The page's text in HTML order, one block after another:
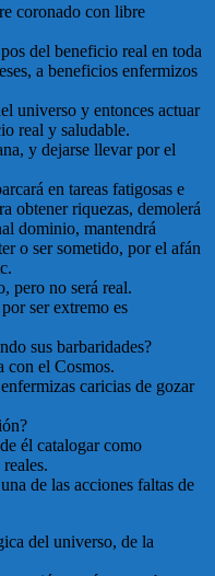
coronado con libre
del beneficio real en toda
a beneficios enfermizos
universo y entonces actuar
real y saludable.
y dejarse llevar por el
en tareas fatigosas e
obtener riquezas, demolerá
dominio, mantendrá
o ser sometido, por el afán
pero no será real.
ser extremo es
sus barbaridades?
con el Cosmos.
caricias de gozar
él catalogar como
de las acciones faltas de
del universo, de la